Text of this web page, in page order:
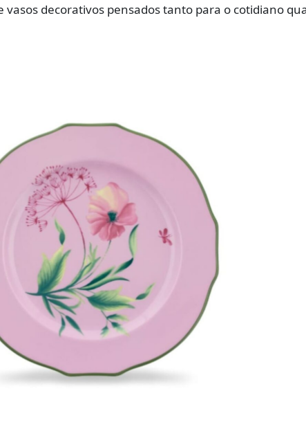
vasos decorativos pensados tanto para o cotidiano